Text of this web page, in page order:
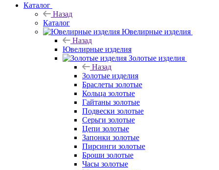
Каталог
Назад
Каталог
Ювелирные изделия
Назад
Ювелирные изделия
Золотые изделия
Назад
Золотые изделия
Браслеты золотые
Кольца золотые
Гайтаны золотые
Подвески золотые
Серьги золотые
Цепи золотые
Запонки золотые
Пирсинги золотые
Броши золотые
Часы золотые